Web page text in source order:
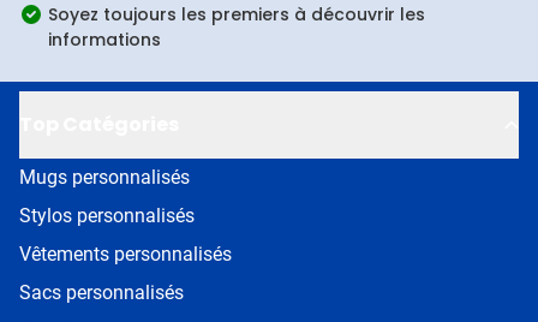
Soyez toujours les premiers à découvrir les
informations
Mugs personnalisés
Stylos personnalisés
Vêtements personnalisés
Sacs personnalisés